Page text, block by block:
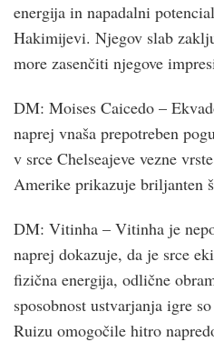
energija in napadalni
Hakimijevi. Njegov slab
more zasenčiti njegove
DM: Moises Caicedo –
naprej vnaša prepotreben
v srce Chelseajeve vezne
Amerike prikazuje briljanten
DM: Vitinha – Vitinha je
naprej dokazuje, da je srce
fizična energija, odlične
sposobnost ustvarjanja igre
Ruizu omogočile hitro